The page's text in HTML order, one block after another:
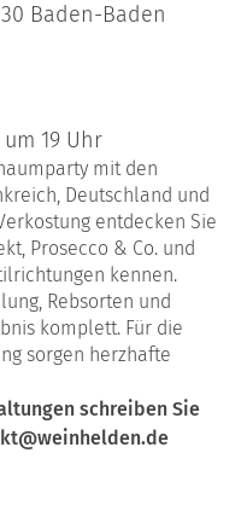
Baden-Baden
19 Uhr
mit den
Deutschland und
entdecken Sie
Prosecco & Co. und
kennen.
Rebsorten und
komplett. Für die
sorgen herzhafte
schreiben Sie